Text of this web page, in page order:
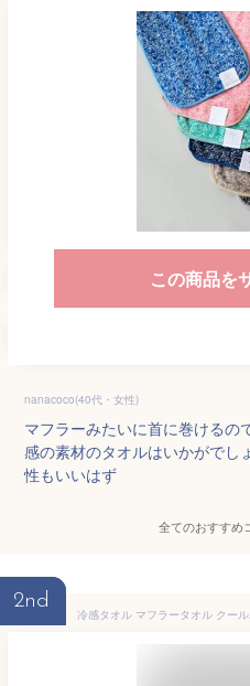
この商品を
nanacoco(40代・女性)
マフラーみたいに首に巻けるの
感の素材のタオルはいかがでし
性もいいはず
全てのおすすめ
2nd